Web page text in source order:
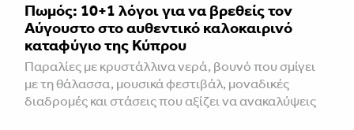
Πωμός: 10+1 λόγοι για να βρεθείς τον
Αύγουστο στο αυθεντικό καλοκαιρινό
καταφύγιο της Κύπρου
Παραλίες με κρυστάλλινα νερά, βουνό που σμίγει
με τη θάλασσα, μουσικά φεστιβάλ, μοναδικές
διαδρομές και στάσεις που αξίζει να ανακαλύψεις